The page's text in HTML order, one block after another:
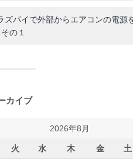
ズパイで外部からエアコンの電源
の１
カイブ
2026年8月
火 水 木 金 土